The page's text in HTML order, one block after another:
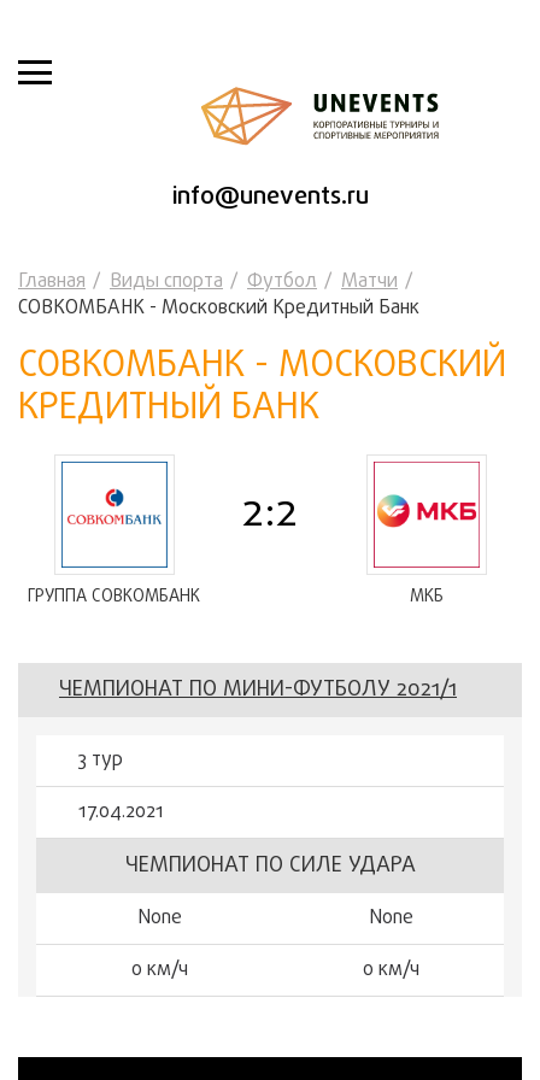
info@unevents.ru
Главная Виды спорта Футбол
Матчи
СОВКОМБАНК - Московский Кредитный Банк
СОВКОМБАНК - МОСКОВСКИЙ
КРЕДИТНЫЙ БАНК
ГРУППА СОВКОМБАНК
2:2
МКБ
ЧЕМПИОНАТ ПО МИНИ-ФУТБОЛУ 2021/1
3 тур
17.04.2021
ЧЕМПИОНАТ ПО СИЛЕ УДАРА
None
None
0 км/ч
0 км/ч